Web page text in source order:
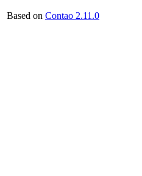
Based on Contao 2.11.0